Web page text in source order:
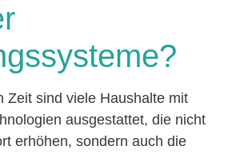
Zeit sind viele Haushalte mit
ausgestattet, die nicht
erhöhen, sondern auch die